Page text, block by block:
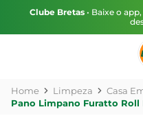
Clube Bretas • Baixe o
Limpeza Casa
Pano Limpano Furatto Roll